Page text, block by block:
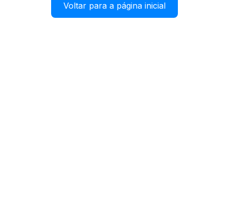
Voltar para a página inicial